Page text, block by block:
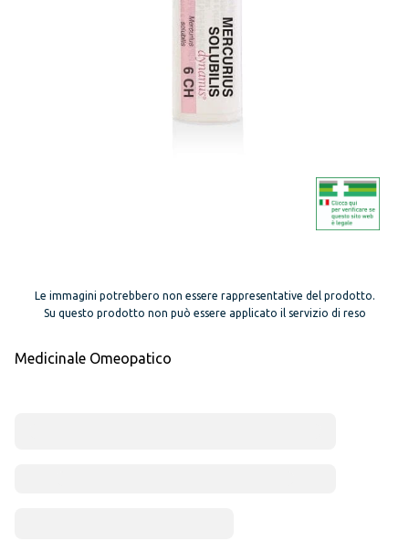
Le immagini potrebbero non essere rappresentative del prodotto.
Su questo prodotto non può essere applicato il servizio di reso
Medicinale Omeopatico